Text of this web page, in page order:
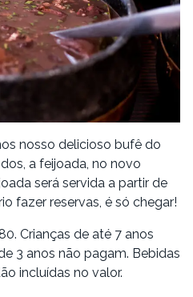
nosso delicioso bufê do
a feijoada, no novo
será servida a partir de
fazer reservas, é só chegar!
Crianças de até 7 anos
3 anos não pagam. Bebidas
incluídas no valor.